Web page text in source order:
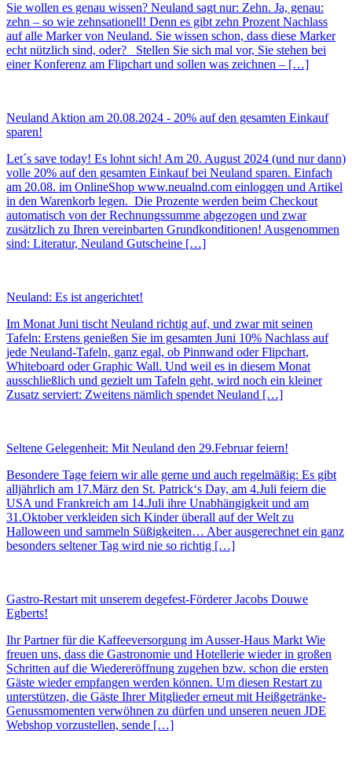
Sie wollen es genau wissen? Neuland sagt nur: Zehn. Ja, genau:
zehn – so wie zehnsationell! Denn es gibt zehn Prozent Nachlass
auf alle Marker von Neuland. Sie wissen schon, dass diese Marker
echt nützlich sind, oder? Stellen Sie sich mal vor, Sie stehen bei
einer Konferenz am Flipchart und sollen was zeichnen – […]
Neuland Aktion am 20.08.2024 - 20% auf den gesamten Einkauf
sparen!
Let´s save today! Es lohnt sich! Am 20. August 2024 (und nur dann)
volle 20% auf den gesamten Einkauf bei Neuland sparen. Einfach
am 20.08. im OnlineShop www.neualnd.com einloggen und Artikel
in den Warenkorb legen. Die Prozente werden beim Checkout
automatisch von der Rechnungssumme abgezogen und zwar
zusätzlich zu Ihren vereinbarten Grundkonditionen! Ausgenommen
sind: Literatur, Neuland Gutscheine […]
Neuland: Es ist angerichtet!
Im Monat Juni tischt Neuland richtig auf, und zwar mit seinen
Tafeln: Erstens genießen Sie im gesamten Juni 10% Nachlass auf
jede Neuland-Tafeln, ganz egal, ob Pinnwand oder Flipchart,
Whiteboard oder Graphic Wall. Und weil es in diesem Monat
ausschließlich und gezielt um Tafeln geht, wird noch ein kleiner
Zusatz serviert: Zweitens nämlich spendet Neuland […]
Seltene Gelegenheit: Mit Neuland den 29.Februar feiern!
Besondere Tage feiern wir alle gerne und auch regelmäßig: Es gibt
alljährlich am 17.März den St. Patrick‘s Day, am 4.Juli feiern die
USA und Frankreich am 14.Juli ihre Unabhängigkeit und am
31.Oktober verkleiden sich Kinder überall auf der Welt zu
Halloween und sammeln Süßigkeiten… Aber ausgerechnet ein ganz
besonders seltener Tag wird nie so richtig […]
Gastro-Restart mit unserem degefest-Förderer Jacobs Douwe
Egberts!
Ihr Partner für die Kaffeeversorgung im Ausser-Haus Markt Wie
freuen uns, dass die Gastronomie und Hotellerie wieder in großen
Schritten auf die Wiedereröffnung zugehen bzw. schon die ersten
Gäste wieder empfangen werden können. Um diesen Restart zu
unterstützen, die Gäste Ihrer Mitglieder erneut mit Heißgetränke-
Genussmomenten verwöhnen zu dürfen und unseren neuen JDE
Webshop vorzustellen, sende […]